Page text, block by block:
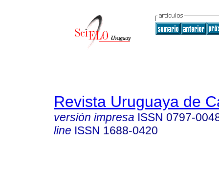
Revista Uruguaya de
versión impresa ISSN 0797-
line ISSN 1688-0420